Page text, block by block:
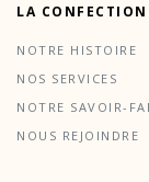
LA CONFECTION
NOTRE HISTOIRE
NOS SERVICES
NOTRE SAVOIR-
NOUS REJOINDRE